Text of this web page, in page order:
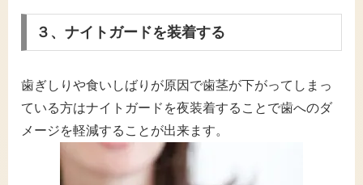
３、ナイトガードを装着する
歯ぎしりや食いしばりが原因で歯茎が下がってしまっ
ている方はナイトガードを夜装着することで歯へのダ
メージを軽減することが出来ます。